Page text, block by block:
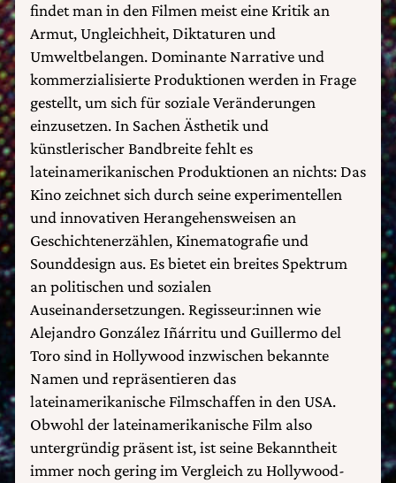
findet man in den Filmen meist eine Kritik an
Armut, Ungleichheit, Diktaturen und
Umweltbelangen. Dominante Narrative und
kommerzialisierte Produktionen werden in Frage
gestellt, um sich für soziale Veränderungen
einzusetzen. In Sachen Ästhetik und
künstlerischer Bandbreite fehlt es
lateinamerikanischen Produktionen an nichts: Das
Kino zeichnet sich durch seine experimentellen
und innovativen Herangehensweisen an
Geschichtenerzählen, Kinematografie und
Sounddesign aus. Es bietet ein breites Spektrum
an politischen und sozialen
Auseinandersetzungen. Regisseur:innen wie
Alejandro González Iñárritu und Guillermo del
Toro sind in Hollywood inzwischen bekannte
Namen und repräsentieren das
lateinamerikanische Filmschaffen in den USA.
Obwohl der lateinamerikanische Film also
untergründig präsent ist, ist seine Bekanntheit
immer noch gering im Vergleich zu Hollywood-